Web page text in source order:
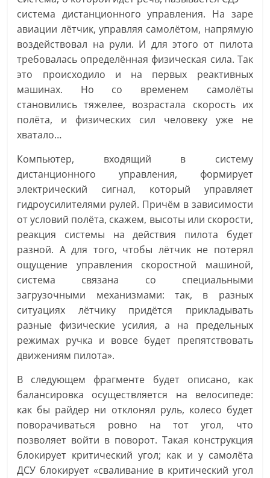
система дистанционного управления. На заре
авиации лётчик, управляя самолётом, напрямую
воздействовал на рули. И для этого от пилота
требовалась определённая физическая сила. Так
это происходило и на первых реактивных
машинах. Но со временем самолёты
становились тяжелее, возрастала скорость их
полёта, и физических сил человеку уже не
хватало…
Компьютер, входящий в систему
дистанционного управления, формирует
электрический сигнал, который управляет
гидроусилителями рулей. Причём в зависимости
от условий полёта, скажем, высоты или скорости,
реакция системы на действия пилота будет
разной. А для того, чтобы лётчик не потерял
ощущение управления скоростной машиной,
система связана со специальными
загрузочными механизмами: так, в разных
ситуациях лётчику придётся прикладывать
разные физические усилия, а на предельных
режимах ручка и вовсе будет препятствовать
движениям пилота».
В следующем фрагменте будет описано, как
балансировка осуществляется на велосипеде:
как бы райдер ни отклонял руль, колесо будет
поворачиваться ровно на тот угол, что
позволяет войти в поворот. Такая конструкция
блокирует критический угол; как и у самолёта
ДСУ блокирует «сваливание в критический угол